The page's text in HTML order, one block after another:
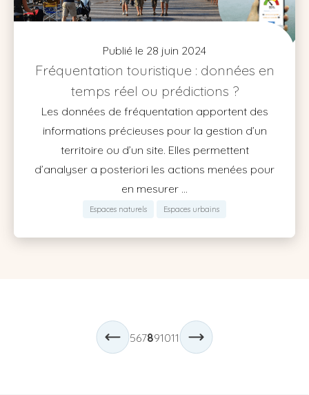
Publié le 28 juin 2024
Fréquentation touristique : données en
temps réel ou prédictions ?
Les données de fréquentation apportent des
informations précieuses pour la gestion d’un
territoire ou d’un site. Elles permettent
d’analyser a posteriori les actions menées pour
en mesurer ...
Espaces naturels Espaces urbains
567891011